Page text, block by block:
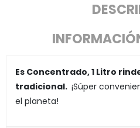
Es Concentrado, 1 Litro
tradicional. ¡Súper
el planeta!